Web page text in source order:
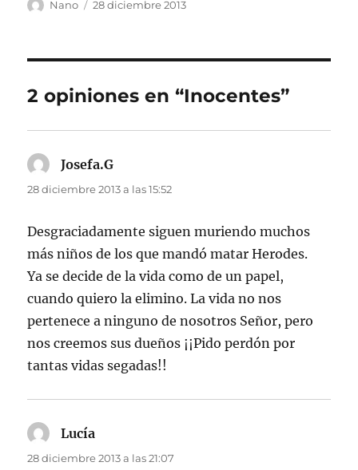
Autor
Nano
Publicado
28 diciembre 2013
2 opiniones en “Inocentes”
Josefa.G
28 diciembre 2013 a las 15:52
Desgraciadamente siguen muriendo muchos
más niños de los que mandó matar Herodes.
Ya se decide de la vida como de un papel,
cuando quiero la elimino. La vida no nos
pertenece a ninguno de nosotros Señor, pero
nos creemos sus dueños ¡¡Pido perdón por
tantas vidas segadas!!
Lucía
28 diciembre 2013 a las 21:07